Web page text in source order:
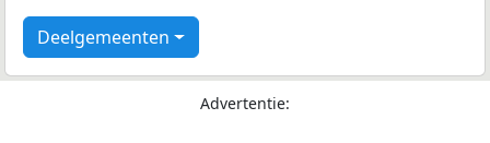
Deelgemeenten
Advertentie: